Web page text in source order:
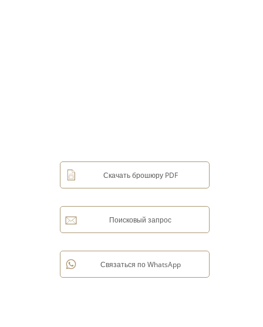
Скачать брошюру PDF
Поисковый запрос
Связаться по WhatsApp